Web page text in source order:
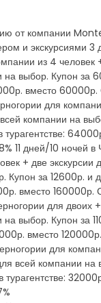
от компании
и экскурсиями 3
из 4 человек
на выбор. Купон за
вместо
для
компании на
турагентстве:
11 дней/10 ночей в
+ две экскурсии
Купон за 12600р. и
вместо 160000р.
для двоих +
выбор. Купон за
вместо
для
всей компании на